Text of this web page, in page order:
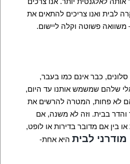
לבית ואנו צריכים להתאים את
משוואה פשוטה וקלה ליישום.
סלונים, כבר אינם כמו בעבר,
שלהם שמשמש אותנו עד היום,
לא פחות, המטרה להרשים את
והדר בבית. וזה לא משנה, אם
או בין אם מדובר בדירות או לופט,
מודרני לביתהיא אחת-